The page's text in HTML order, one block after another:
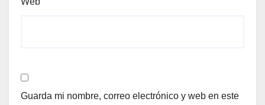
Guarda mi nombre, correo electrónico y web en este